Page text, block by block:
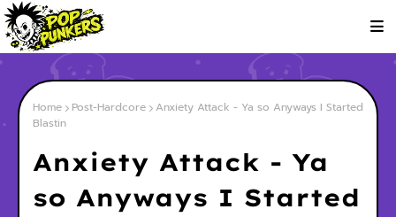
Home Post-Hardcore
Anxiety Attack - Ya so Anyways I Started
Blastin
Anxiety Attack - Ya
so Anyways I Started